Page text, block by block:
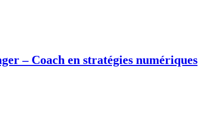
– Coach en stratégies numériques